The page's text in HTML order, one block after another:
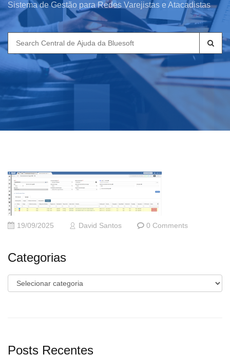
Sistema de Gestão para Redes Varejistas e Atacadistas
Search
for:
19/09/2025 David Santos 0 Comments
Categorias
Categorias
Posts Recentes